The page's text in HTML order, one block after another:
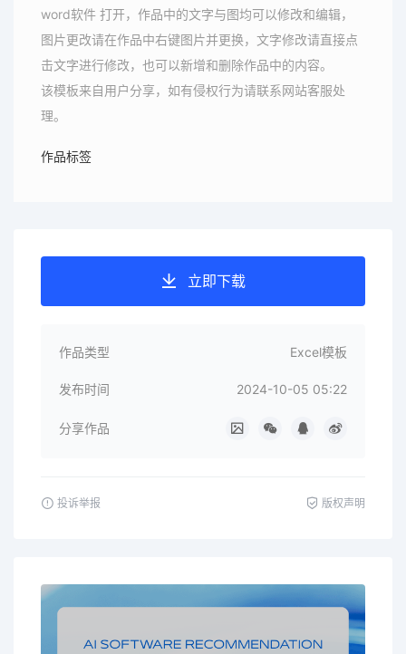
word软件 打开，作品中的文字与图均可以修改和编辑，
图片更改请在作品中右键图片并更换，文字修改请直接点
击文字进行修改，也可以新增和删除作品中的内容。
该模板来自用户分享，如有侵权行为请联系网站客服处
理。
作品标签
立即下载
作品类型 Excel模板
发布时间 2024-10-05 05:22
分享作品
投诉举报 版权声明